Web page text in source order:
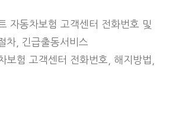
자동차보험 고객센터 전화번호 및
차, 긴급출동서비스
보험 고객센터 전화번호, 해지방법,